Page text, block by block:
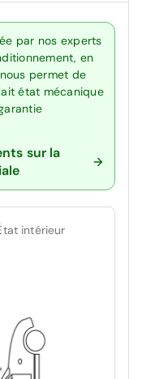
par nos experts
en
permet de
état mécanique
sur la
intérieur